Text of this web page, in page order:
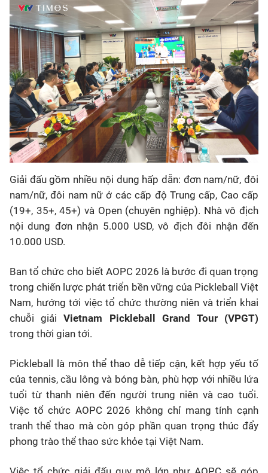
Giải đấu gồm nhiều nội dung hấp dẫn: đơn nam/nữ, đôi
nam/nữ, đôi nam nữ ở các cấp độ Trung cấp, Cao cấp
(19+, 35+, 45+) và Open (chuyên nghiệp). Nhà vô địch
nội dung đơn nhận 5.000 USD, vô địch đôi nhận đến
10.000 USD.
Ban tổ chức cho biết AOPC 2026 là bước đi quan trọng
trong chiến lược phát triển bền vững của Pickleball Việt
Nam, hướng tới việc tổ chức thường niên và triển khai
chuỗi giảiVietnam Pickleball Grand Tour (VPGT)
trong thời gian tới.
Pickleball là môn thể thao dễ tiếp cận, kết hợp yếu tố
của tennis, cầu lông và bóng bàn, phù hợp với nhiều lứa
tuổi từ thanh niên đến người trung niên và cao tuổi.
Việc tổ chức AOPC 2026 không chỉ mang tính cạnh
tranh thể thao mà còn góp phần quan trọng thúc đẩy
phong trào thể thao sức khỏe tại Việt Nam.